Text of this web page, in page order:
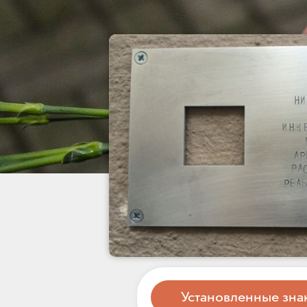
Установленные